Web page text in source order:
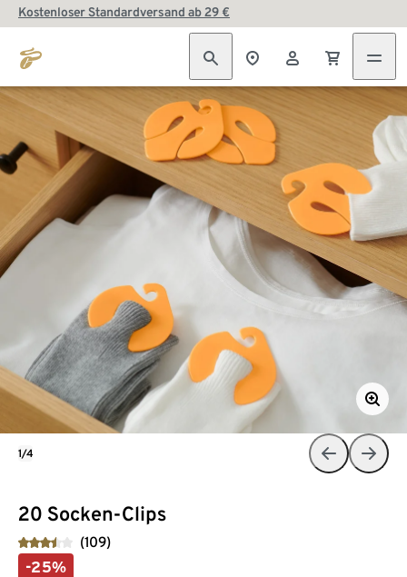
Kostenloser Standardversand ab 29 €
20 Socken-Clips
(109)
-25%
1/4